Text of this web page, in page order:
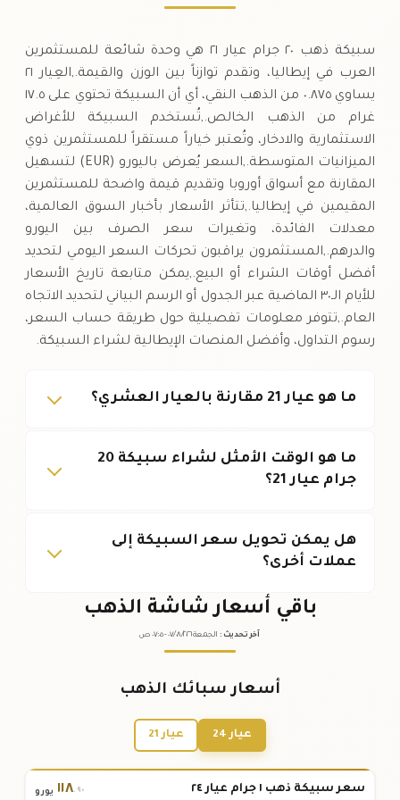
سبيكة ذهب ٢٠ جرام عيار ٢١ هي وحدة شائعة للمستثمرين
العرب في إيطاليا، وتقدم توازناً بين الوزن والقيمة.,العِيار ٢١
يساوي ٠.٨٧٥ من الذهب النقي، أي أن السبيكة تحتوي على ١٧.٥
غرام من الذهب الخالص.,تُستخدم السبيكة للأغراض
الاستثمارية والادخار، وتُعتبر خياراً مستقراً للمستثمرين ذوي
الميزانيات المتوسطة.,السعر يُعرض باليورو (EUR) لتسهيل
المقارنة مع أسواق أوروبا وتقديم قيمة واضحة للمستثمرين
المقيمين في إيطاليا.,تتأثر الأسعار بأخبار السوق العالمية،
معدلات الفائدة، وتغيرات سعر الصرف بين اليورو
والدرهم.,المستثمرون يراقبون تحركات السعر اليومي لتحديد
أفضل أوقات الشراء أو البيع.,يمكن متابعة تاريخ الأسعار
للأيام الـ٣٠ الماضية عبر الجدول أو الرسم البياني لتحديد الاتجاه
العام.,تتوفر معلومات تفصيلية حول طريقة حساب السعر،
رسوم التداول، وأفضل المنصات الإيطالية لشراء السبيكة.
ما هو عيار 21 مقارنة بالعيار العشري؟
ما هو الوقت الأمثل لشراء سبيكة 20
جرام عيار 21؟
هل يمكن تحويل سعر السبيكة إلى
عملات أخرى؟
باقي أسعار شاشة الذهب
آخر تحديث : الجمعة ٠٧ /٠٨/٢٠٢٦ - ٠٧:٠٥ ص
أسعار سبائك الذهب
عيار 24 عيار 21
سعر سبيكة ذهب ١ جرام عيار ٢٤ ١١٨.٩٠ يورو